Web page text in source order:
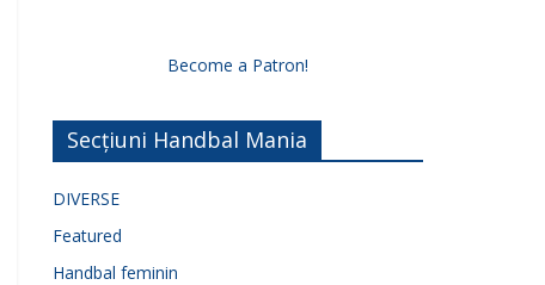
Become a Patron!
Secțiuni Handbal Mania
DIVERSE
Featured
Handbal feminin